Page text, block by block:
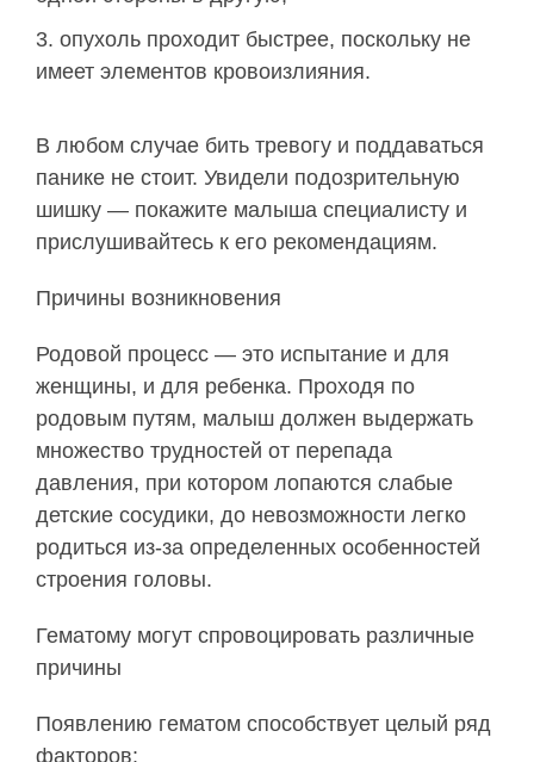
опухоль проходит быстрее, поскольку не
имеет элементов кровоизлияния.
В любом случае бить тревогу и поддаваться
панике не стоит. Увидели подозрительную
шишку — покажите малыша специалисту и
прислушивайтесь к его рекомендациям.
Причины возникновения
Родовой процесс — это испытание и для
женщины, и для ребенка. Проходя по
родовым путям, малыш должен выдержать
множество трудностей от перепада
давления, при котором лопаются слабые
детские сосудики, до невозможности легко
родиться из-за определенных особенностей
строения головы.
Гематому могут спровоцировать различные
причины
Появлению гематом способствует целый ряд
факторов: